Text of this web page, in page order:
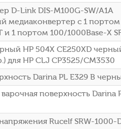
D-Link DIS-M100G-SW/A1A
медиаконвертер с 1 портом
и 1 портом 100/1000Base-X
HP 504X CE250XD
для HP CLJ CP3525/CM3530
Darina PL E329 B
поверхность Darina
Rucelf SRW-1000-